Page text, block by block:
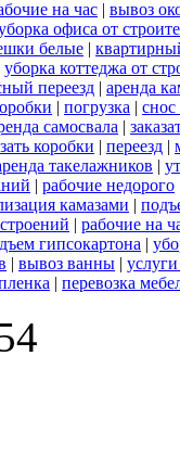
на час | вывоз
офиса от
белые |
уборка коттеджа от
переезд | аренда
| погрузка | снос
самосвала |
коробки | переезд |
такелажников |
| рабочие недорого
камазами |
| рабочие на
гипсокартона |
| вывоз ванны |
| перевозка